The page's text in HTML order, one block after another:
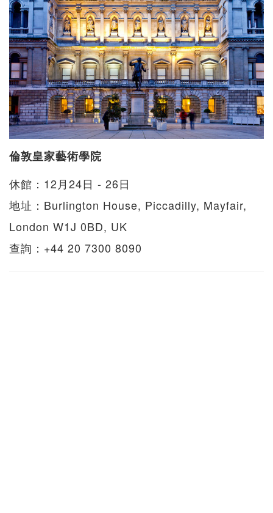
倫敦皇家藝術學院
休館：12月24日 - 26日
地址：Burlington House, Piccadilly, Mayfair,
London W1J 0BD, UK
查詢：+44 20 7300 8090